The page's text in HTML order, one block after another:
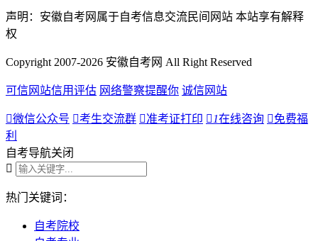
声明：安徽自考网属于自考信息交流民间网站 本站享有解释
权
Copyright 2007-2026 安徽自考网 All Right Reserved
可信网站信用评估 网络警察提醒你 诚信网站
微信公众号 考生交流群 准考证打印  1在线咨询 免费福
利
自考导航关闭

热门关键词：
自考院校